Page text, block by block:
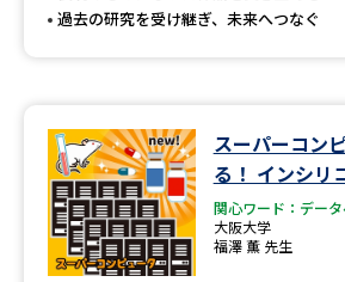
過去の研究を受け継ぎ、未来へつなぐ
スーパーコン
る！ インシリ
関心ワード：データ
大阪大学
福澤 薫 先生